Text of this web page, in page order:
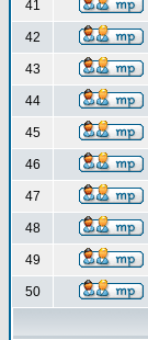
41
42
43
44
45
46
47
48
49
50